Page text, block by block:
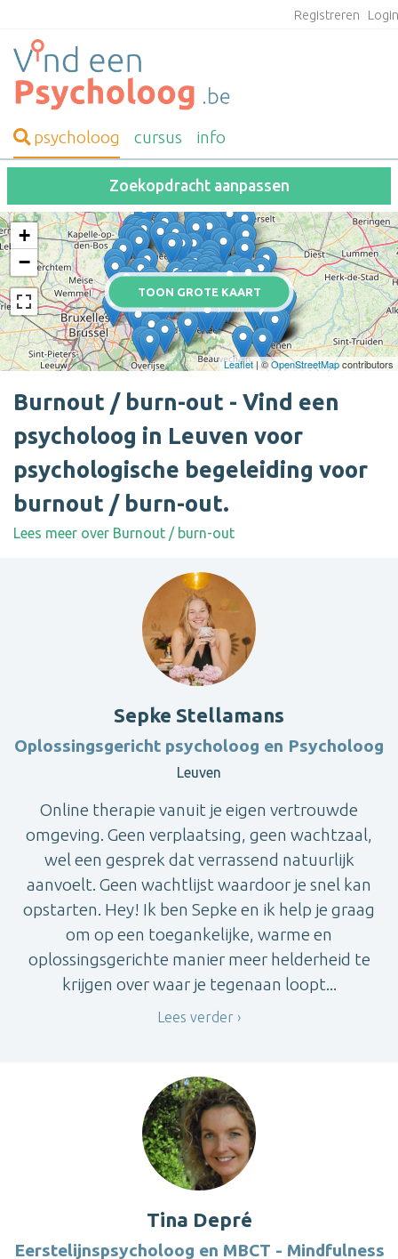
Registreren
psycholoog cursus info
Zoekopdracht aanpassen
TOON GROTE KAART
+
−
Leaflet | ©OpenStreetMapcontributors
Burnout / burn-out - Vind een
psycholoog in Leuven voor
psychologische begeleiding voor
burnout / burn-out.
Lees meer over Burnout / burn-out
Sepke Stellamans
Oplossingsgericht psycholoog en Psycholoog
Leuven
Online therapie vanuit je eigen vertrouwde
omgeving. Geen verplaatsing, geen wachtzaal,
wel een gesprek dat verrassend natuurlijk
aanvoelt. Geen wachtlijst waardoor je snel kan
opstarten. Hey! Ik ben Sepke en ik help je graag
om op een toegankelijke, warme en
oplossingsgerichte manier meer helderheid te
krijgen over waar je tegenaan loopt...
Lees verder
Tina Depré
Eerstelijnspsycholoog en MBCT - Mindfulness